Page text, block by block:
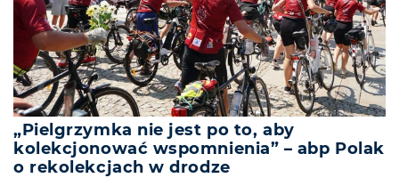
„Pielgrzymka nie jest po to, aby
kolekcjonować wspomnienia” – abp Polak
o rekolekcjach w drodze